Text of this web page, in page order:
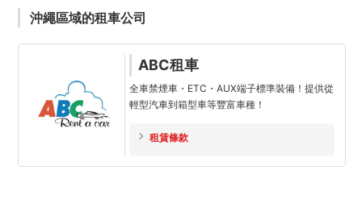
沖繩區域的租車公司
ABC租車
全車禁煙車・ETC・AUX端子標準裝備！提供從
輕型汽車到箱型車等豐富車種！
租賃條款